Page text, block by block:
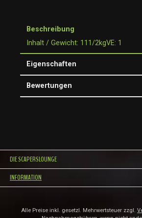
Beschreibung
Inhalt / Gewicht: 111/2kgVE: 1
Eigenschaften
Bewertungen
DIE SCAPERSLOUNGE
INFORMATION
Alle Preise inkl. gesetzl. Mehrwertsteuer zzgl.